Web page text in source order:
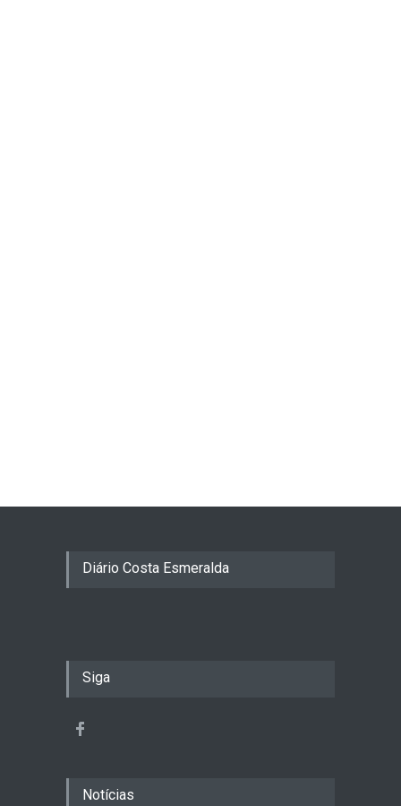
Diário Costa Esmeralda
Siga
Notícias